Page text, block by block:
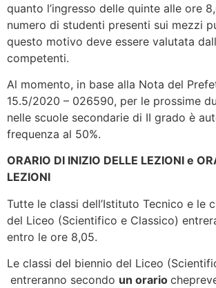
quanto l’ingresso delle quinte alle ore
numero di studenti presenti sui mezzi
questo motivo deve essere valutata
competenti.
Al momento, in base alla Nota del
15.5/2020 – 026590, per le prossime
nelle scuole secondarie di II grado è
frequenza al 50%.
ORARIO DI INIZIO DELLE LEZIONI e
LEZIONI
Tutte le classi dell’Istituto Tecnico e le
del Liceo (Scientifico e Classico)
entro le ore 8,05.
Le classi del biennio del Liceo
entreranno secondo un orario